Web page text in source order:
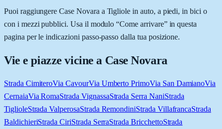
Puoi raggiungere Case Novara a Tigliole in auto, a piedi, in bici o
con i mezzi pubblici. Usa il modulo “Come arrivare” in questa
pagina per le indicazioni passo-passo dalla tua posizione.
Vie e piazze vicine a Case Novara
Strada CimiteroVia CavourVia Umberto PrimoVia San DamianoVia
CernaiaVia RomaStrada VignassaStrada Serra NaniStrada
TiglioleStrada ValperosaStrada RemondiniStrada VillafrancaStrada
BaldichieriStrada CiriStrada SerraStrada BricchettoStrada